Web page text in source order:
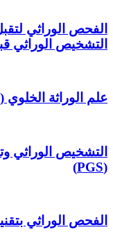
التشخيص الوراثي
علم الوراثة الخلوي (Postnatal cytogenetics)
التشخيص الوراثي
(PGS)
الفحص الوراثي